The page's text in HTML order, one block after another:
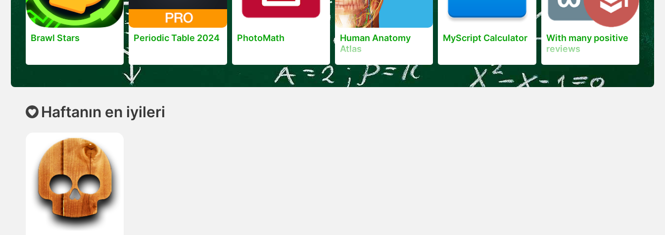
Brawl Stars Periodic Table 2024 PhotoMath
Human Anatomy
Atlas
MyScript Calculator
With many positive
reviews
Haftanın en iyileri